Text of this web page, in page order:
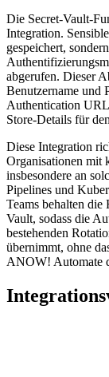
Die Secret-Vault-
Integration.
gespeichert,
abgerufen. Dieser
Benutzername und
Authentication
Store-Details für
Diese Integration
Organisationen mit
insbesondere an
Pipelines und
Teams behalten
Vault, sodass die
bestehenden
übernimmt, ohne
ANOW! Automate